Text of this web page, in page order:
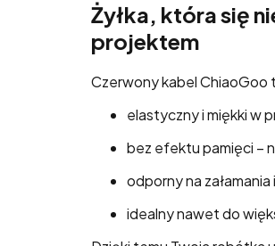
Żyłka, która się
projektem
Czerwony kabel ChiaoGoo
elastyczny i miękki w
bez efektu pamięci –
odporny na załamania
idealny nawet do